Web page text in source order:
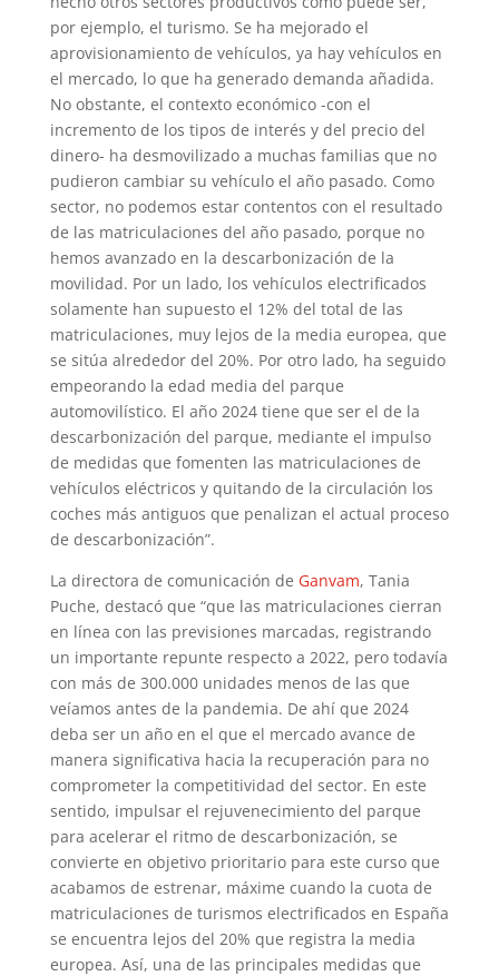
por ejemplo, el turismo. Se ha mejorado el
aprovisionamiento de vehículos, ya hay vehículos en
el mercado, lo que ha generado demanda añadida.
No obstante, el contexto económico -con el
incremento de los tipos de interés y del precio del
dinero- ha desmovilizado a muchas familias que no
pudieron cambiar su vehículo el año pasado. Como
sector, no podemos estar contentos con el resultado
de las matriculaciones del año pasado, porque no
hemos avanzado en la descarbonización de la
movilidad. Por un lado, los vehículos electrificados
solamente han supuesto el 12% del total de las
matriculaciones, muy lejos de la media europea, que
se sitúa alrededor del 20%. Por otro lado, ha seguido
empeorando la edad media del parque
automovilístico. El año 2024 tiene que ser el de la
descarbonización del parque, mediante el impulso
de medidas que fomenten las matriculaciones de
vehículos eléctricos y quitando de la circulación los
coches más antiguos que penalizan el actual proceso
de descarbonización”.
La directora de comunicación de Ganvam, Tania
Puche, destacó que “que las matriculaciones cierran
en línea con las previsiones marcadas, registrando
un importante repunte respecto a 2022, pero todavía
con más de 300.000 unidades menos de las que
veíamos antes de la pandemia. De ahí que 2024
deba ser un año en el que el mercado avance de
manera significativa hacia la recuperación para no
comprometer la competitividad del sector. En este
sentido, impulsar el rejuvenecimiento del parque
para acelerar el ritmo de descarbonización, se
convierte en objetivo prioritario para este curso que
acabamos de estrenar, máxime cuando la cuota de
matriculaciones de turismos electrificados en España
se encuentra lejos del 20% que registra la media
europea. Así, una de las principales medidas que